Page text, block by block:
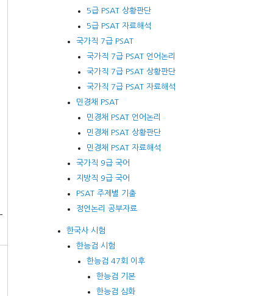
5급 PSAT 상황판단
5급 PSAT 자료해석
국가직 7급 PSAT
국가직 7급 PSAT 언어논리
국가직 7급 PSAT 상황판단
국가직 7급 PSAT 자료해석
민경채 PSAT
민경채 PSAT 언어논리
민경채 PSAT 상황판단
민경채 PSAT 자료해석
국가직 9급 국어
지방직 9급 국어
PSAT 주제별 기출
정언논리 공부자료
한국사 시험
한능검 시험
한능검 47회 이후
한능검 기본
한능검 심화